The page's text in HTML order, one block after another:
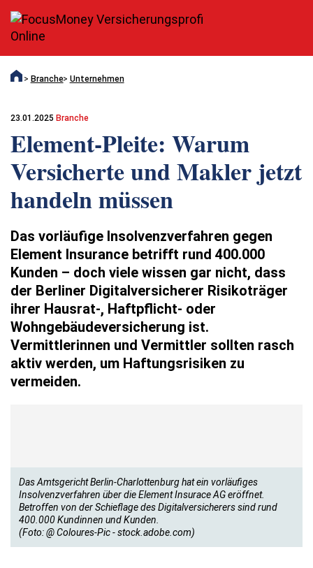
Branche Unternehmen
23.01.2025 Branche
Element-Pleite: Warum
Versicherte und Makler jetzt
handeln müssen
Das vorläufige Insolvenzverfahren gegen
Element Insurance betrifft rund 400.000
Kunden – doch viele wissen gar nicht, dass
der Berliner Digitalversicherer Risikoträger
ihrer Hausrat-, Haftpflicht- oder
Wohngebäudeversicherung ist.
Vermittlerinnen und Vermittler sollten rasch
aktiv werden, um Haftungsrisiken zu
vermeiden.
Das Amtsgericht Berlin-Charlottenburg hat ein vorläufiges
Insolvenzverfahren über die Element Insurace AG eröffnet.
Betroffen von der Schieflage des Digitalversicherers sind rund
400.000 Kundinnen und Kunden.
(Foto: @ Coloures-Pic - stock.adobe.com)